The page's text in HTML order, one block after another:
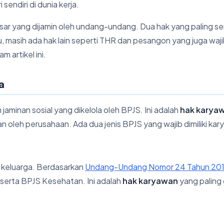
di dunia kerja.
yang dijamin oleh undang-undang. Dua hak yang paling
ada hak lain seperti THR dan pesangon yang juga
artikel ini.
sosial yang dikelola oleh BPJS. Ini adalah hak
perusahaan. Ada dua jenis BPJS yang wajib dimiliki
Berdasarkan Undang-Undang Nomor 24 Tahun
BPJS Kesehatan. Ini adalah hak karyawan yang paling